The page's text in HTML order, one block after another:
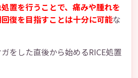
置を行うことで、痛みや腫れを
復を目指すことは十分に可能な
をした直後から始めるRICE処置